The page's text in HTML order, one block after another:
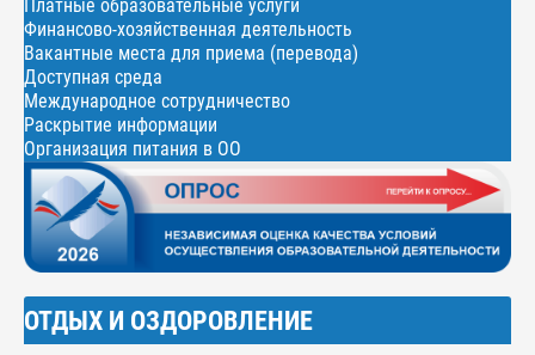
Платные образовательные услуги
Финансово-хозяйственная деятельность
Вакантные места для приема (перевода)
Доступная среда
Международное сотрудничество
Раскрытие информации
Организация питания в ОО
ОТДЫХ И ОЗДОРОВЛЕНИЕ